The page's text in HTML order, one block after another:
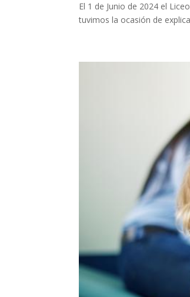
El 1 de Junio de 2024 el
tuvimos la ocasión de